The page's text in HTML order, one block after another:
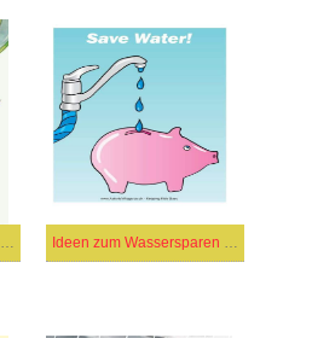
Ideen zum Wassersparen (40) Ideen zum Wassersparen (45)